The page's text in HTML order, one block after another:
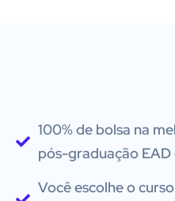
100% de bolsa na
pós-graduação EAD
Você escolhe o